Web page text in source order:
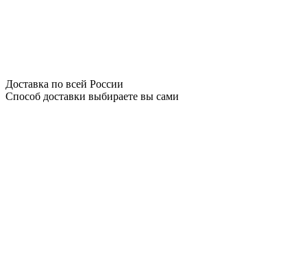
Доставка по всей России
Способ доставки выбираете вы сами